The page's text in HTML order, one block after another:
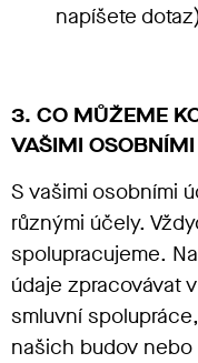
napíšete
3. CO MŮŽEME
VAŠIMI
S vašimi osobními
různými účely.
spolupracujeme.
údaje zpracovávat
smluvní
našich budov